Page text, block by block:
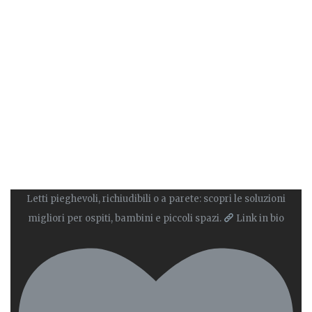
Letti pieghevoli, richiudibili o a parete: scopri le soluzioni
migliori per ospiti, bambini e piccoli spazi.
Link in bio